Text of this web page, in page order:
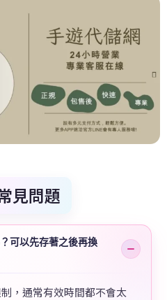
見問題
可以先存著之後再換
，通常有效時間都不會太